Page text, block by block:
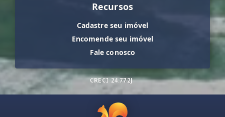
Recursos
Cadastre seu imóvel
Encomende seu imóvel
Fale conosco
CRECI 24.772J